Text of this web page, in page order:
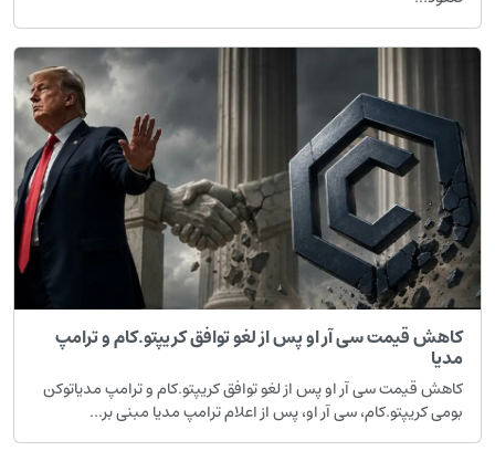
قیمت سی آر او پس از لغو توافق کریپتو.کام و ترامپ
قیمت سی آر او پس از لغو توافق کریپتو.کام و ترامپ مدیاتوکن
کریپتو.کام، سی آر او، پس از اعلام ترامپ مدیا مبنی بر...